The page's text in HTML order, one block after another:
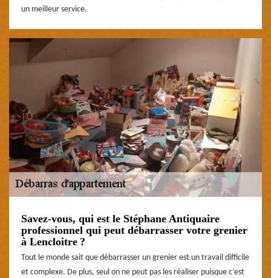
un meilleur service.
Savez-vous, qui est le Stéphane Antiquaire
professionnel qui peut débarrasser votre grenier
à Lencloitre ?
Tout le monde sait que débarrasser un grenier est un travail difficile
et complexe. De plus, seul on ne peut pas les réaliser puisque c’est